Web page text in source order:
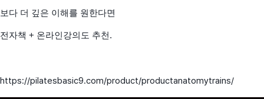
보다 더 깊은 이해를 원한다면
전자책 + 온라인강의도 추천.
https://pilatesbasic9.com/product/productanatomytrains/